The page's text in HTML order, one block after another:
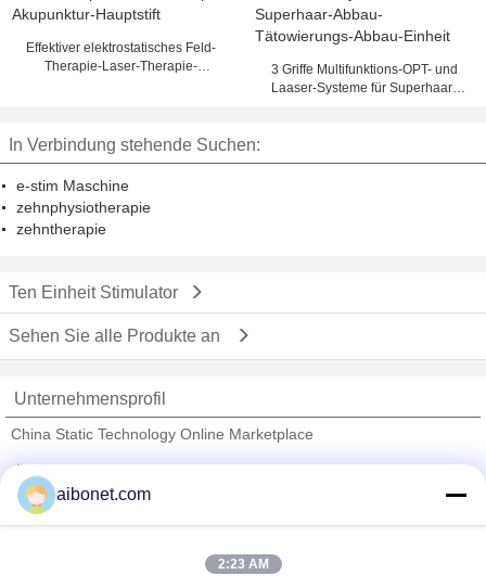
Effektiver elektrostatisches Feld-
Therapie-Laser-Therapie-
3 Griffe Multifunktions-OPT- und
Laaser-Systeme für Superhaar-
In Verbindung stehende Suchen:
e-stim Maschine
zehnphysiotherapie
zehntherapie
Ten Einheit Stimulator
Sehen Sie alle Produkte an
Unternehmensprofil
China Static Technology Online Marketplace
Trust Seal
aibonet.com
2:23 AM